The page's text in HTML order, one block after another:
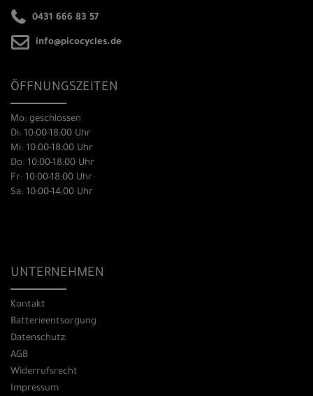
0431 666 83 57
info@picocycles.de
ÖFFNUNGSZEITEN
Mo: geschlossen
Di: 10:00-18:00 Uhr
Mi: 10:00-18:00 Uhr
Do: 10:00-18:00 Uhr
Fr: 10:00-18:00 Uhr
Sa: 10:00-14:00 Uhr
UNTERNEHMEN
Kontakt
Batterieentsorgung
Datenschutz
AGB
Widerrufsrecht
Impressum